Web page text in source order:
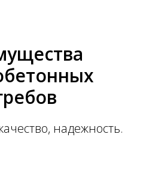
надежность.